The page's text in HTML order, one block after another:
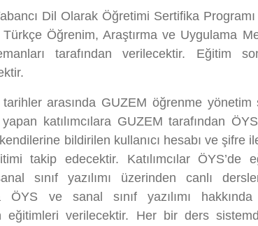
Dil Olarak Öğretimi Sertifika
Öğrenim, Araştırma ve Uygulama
tarafından verilecektir. Eğitim
arasında GUZEM öğrenme yönetim
katılımcılara GUZEM tarafından
kendilerine bildirilen kullanıcı hesabı ve
takip edecektir. Katılımcılar
sınıf yazılımı üzerinden canlı
ÖYS ve sanal sınıf yazılımı
eğitimleri verilecektir. Her bir ders